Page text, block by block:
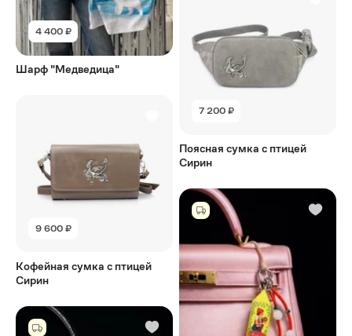
4 400 ₽
Шарф "Медведица"
9 600 ₽
Кофейная сумка с птицей
Сирин
7 200 ₽
Поясная сумка с птицей
Сирин